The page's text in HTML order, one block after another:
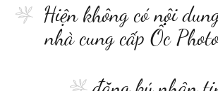
Hiện không có nội
nhà cung cấp Ốc